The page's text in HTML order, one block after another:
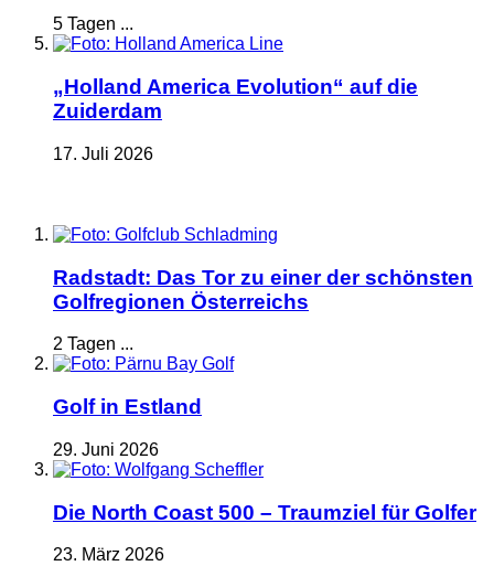
5 Tagen ...
„Holland America Evolution“ auf die
Zuiderdam
17. Juli 2026
Radstadt: Das Tor zu einer der schönsten
Golfregionen Österreichs
2 Tagen ...
Golf in Estland
29. Juni 2026
Die North Coast 500 – Traumziel für Golfer
23. März 2026